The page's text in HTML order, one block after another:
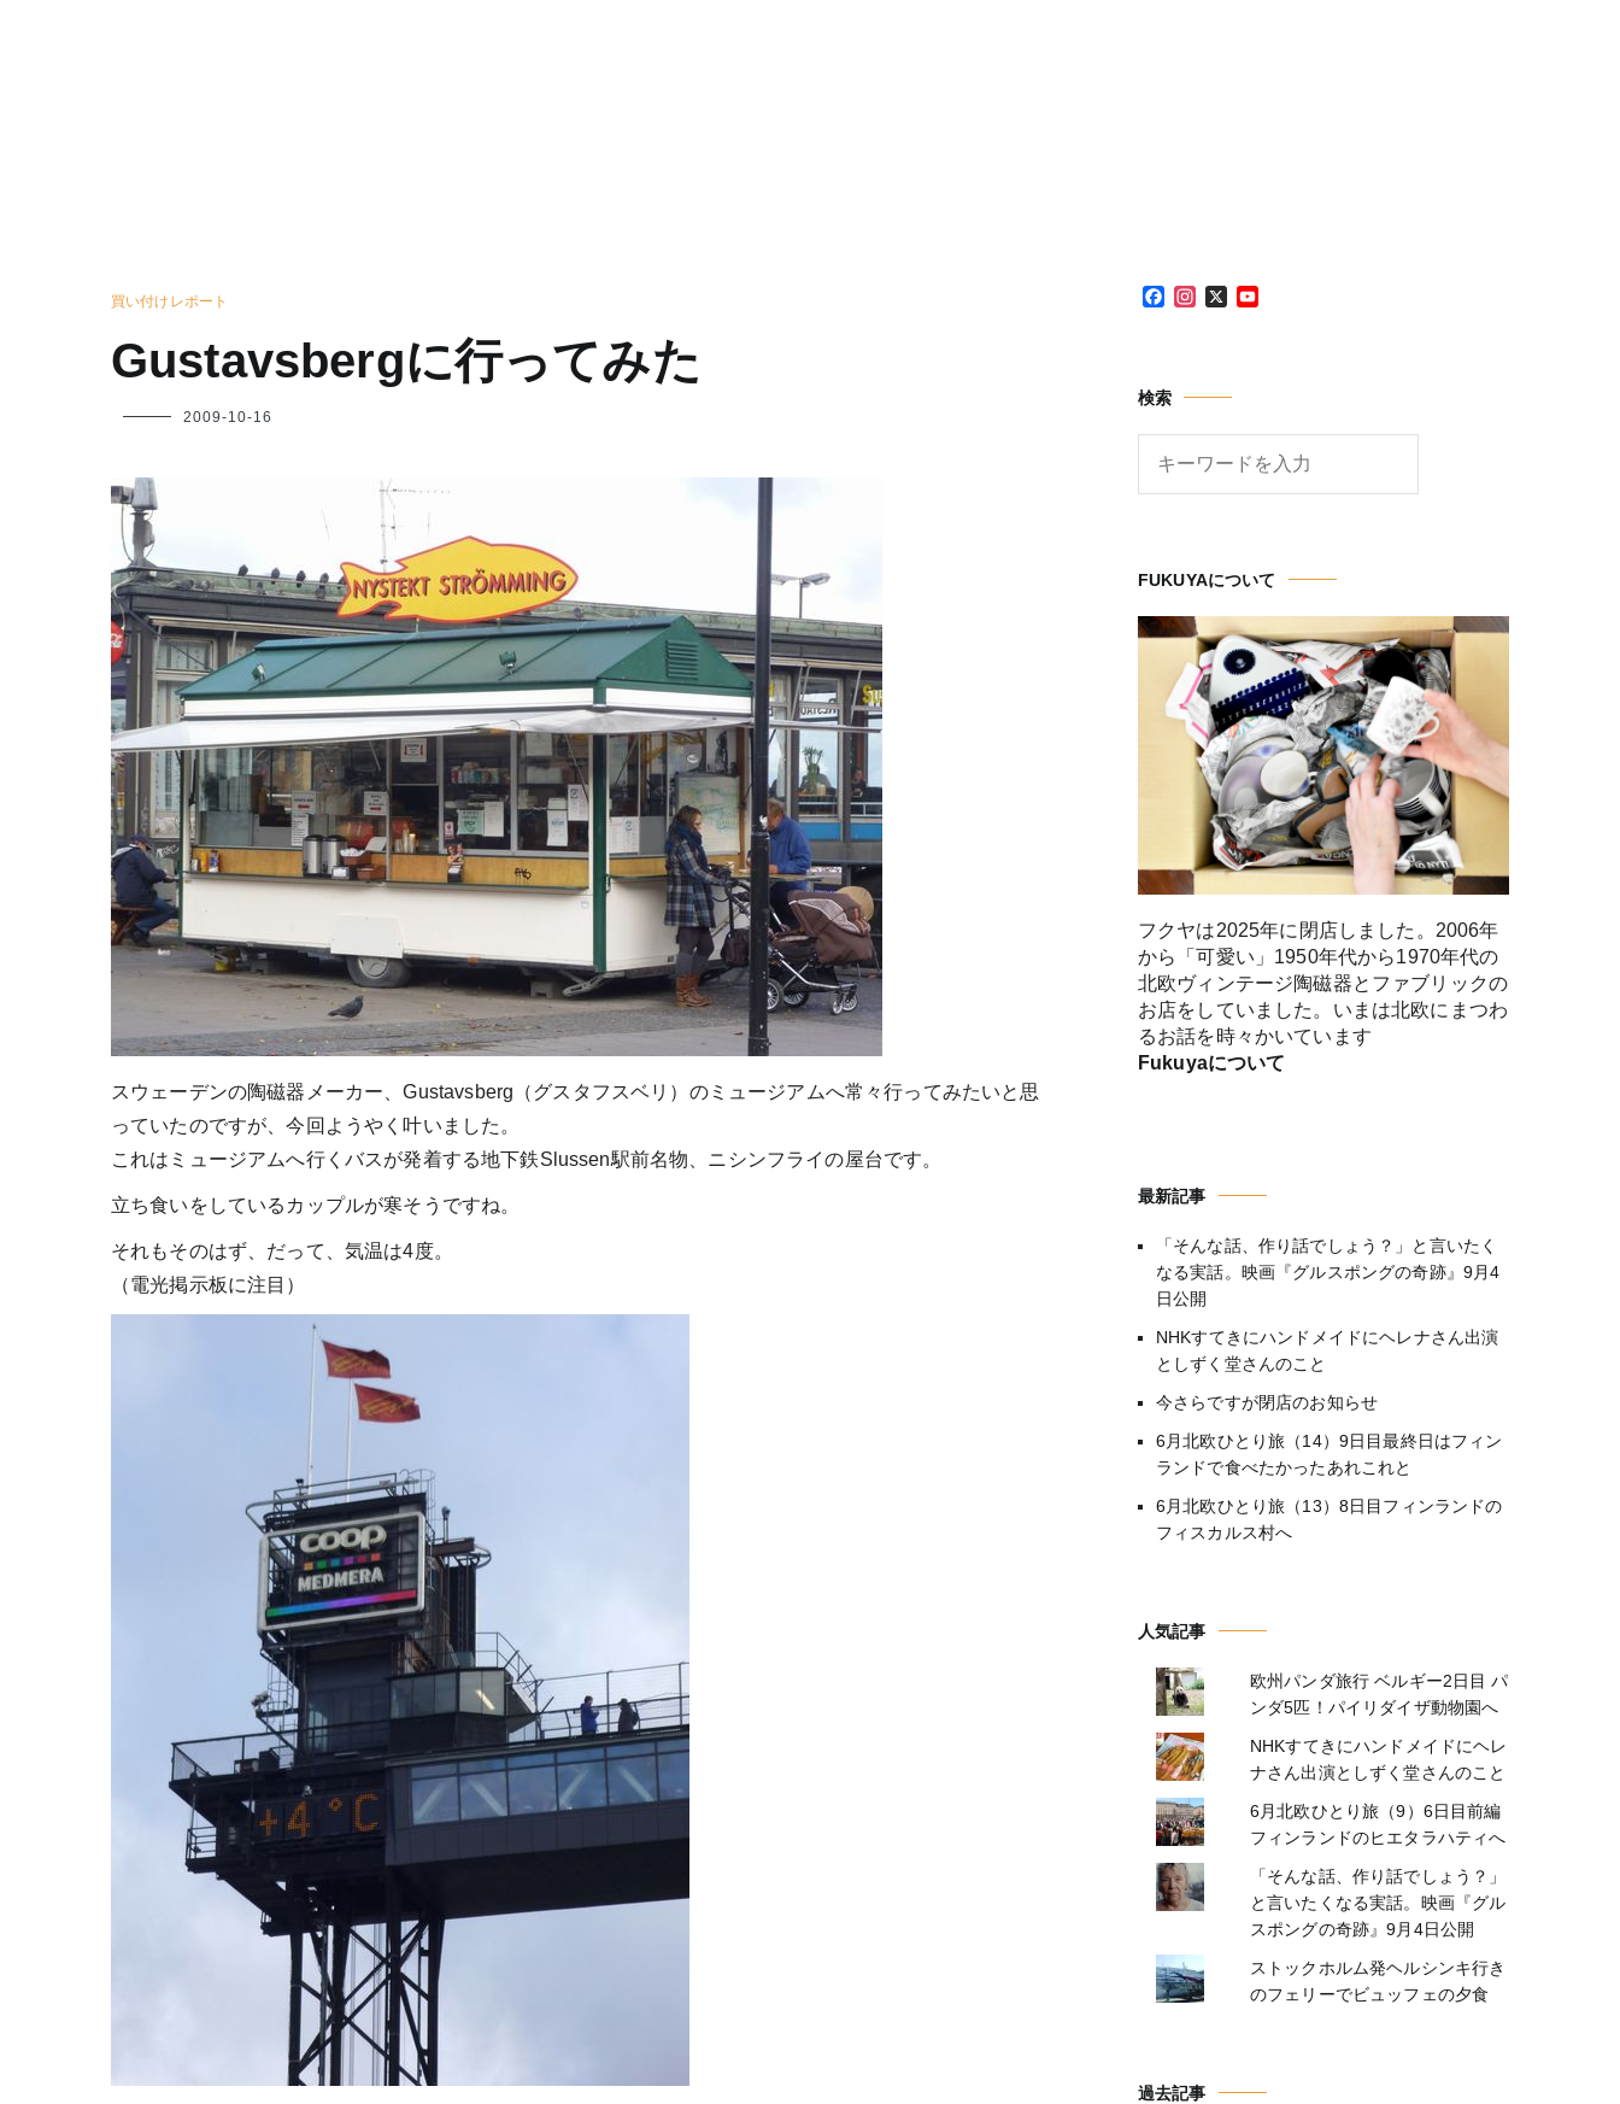
買い付けレポート
Gustavsbergに行ってみた
フ
2009-10-16
スウェーデンの陶磁器メーカー、Gustavsberg（グスタフスベリ）のミュージアムへ常々行ってみたいと思
っていたのですが、今回ようやく叶いました。
これはミュージアムへ行くバスが発着する地下鉄Slussen駅前名物、ニシンフライの屋台です。
立ち食いをしているカップルが寒そうですね。
それもそのはず、だって、気温は4度。
（電光掲示板に注目）
Facebook
Instagram
X
検索
FUKUYAについて
フクヤは2025年に閉店しました。2006年
から「可愛い」1950年代から1970年代の
北欧ヴィンテージ陶磁器とファブリックの
お店をしていました。いまは北欧にまつわ
るお話を時々かいています
Fukuyaについて
最新記事
「そんな話、作り話でしょう？」と言いたく
なる実話。映画『グルスポングの奇跡』9月4
日公開
NHKすてきにハンドメイドにヘレナさん出演
としずく堂さんのこと
今さらですが閉店のお知らせ
6月北欧ひとり旅（14）9日目最終日はフィン
ランドで食べたかったあれこれと
6月北欧ひとり旅（13）8日目フィンランドの
フィスカルス村へ
人気記事
欧州パンダ旅行 ベルギー2日目 パ
ンダ5匹！パイリダイザ動物園へ
NHKすてきにハンドメイドにヘレ
ナさん出演としずく堂さんのこと
6月北欧ひとり旅（9）6日目前編
フィンランドのヒエタラハティへ
「そんな話、作り話でしょう？」
と言いたくなる実話。映画『グル
スポングの奇跡』9月4日公開
ストックホルム発ヘルシンキ行き
のフェリーでビュッフェの夕食
過去記事